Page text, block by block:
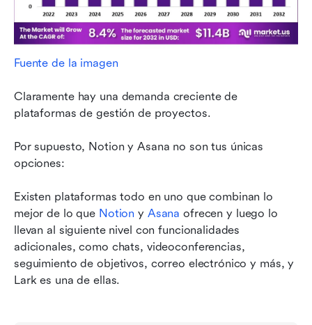
Fuente de la imagen
Claramente hay una demanda creciente de
plataformas de gestión de proyectos.
Por supuesto, Notion y Asana no son tus únicas
opciones:
Existen plataformas todo en uno que combinan lo
mejor de lo que Notion y Asana ofrecen y luego lo
llevan al siguiente nivel con funcionalidades
adicionales, como chats, videoconferencias,
seguimiento de objetivos, correo electrónico y más, y
Lark es una de ellas.